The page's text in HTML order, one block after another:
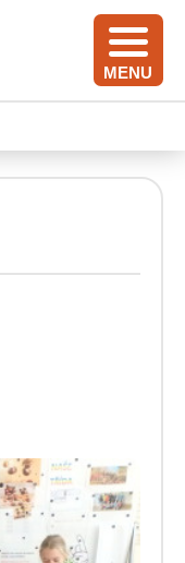
MENU